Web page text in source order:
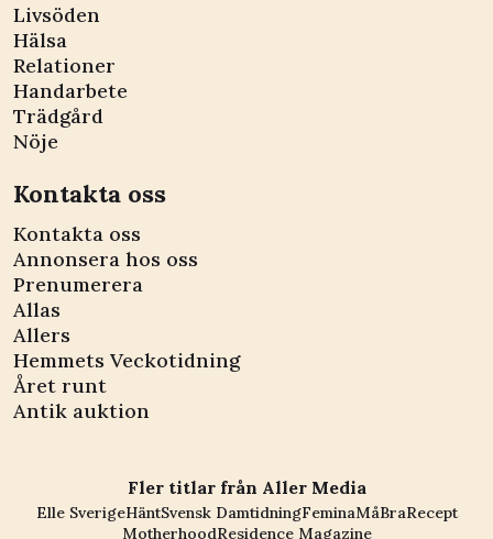
Livsöden
Hälsa
Relationer
Handarbete
Trädgård
Nöje
Kontakta oss
Kontakta oss
Annonsera hos oss
Prenumerera
Allas
Allers
Hemmets Veckotidning
Året runt
Antik auktion
Fler titlar från Aller Media
Elle SverigeHäntSvensk DamtidningFeminaMåBraRecept
MotherhoodResidence Magazine